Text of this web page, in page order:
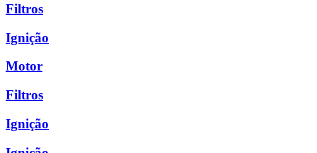
Filtros
Ignição
Motor
Filtros
Ignição